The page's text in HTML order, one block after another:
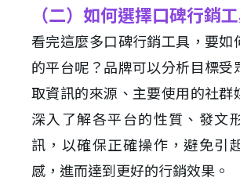
（二）如何選擇口碑行銷
看完這麼多口碑行銷工具，要如
的平台呢？品牌可以分析目標受
取資訊的來源、主要使用的社群
深入了解各平台的性質、發文
訊，以確保正確操作，避免引
感，進而達到更好的行銷效果。